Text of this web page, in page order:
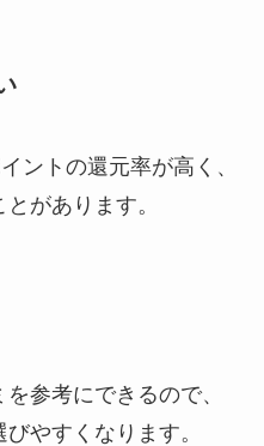
ントの還元率が高く、
があります。
参考にできるので、
やすくなります。